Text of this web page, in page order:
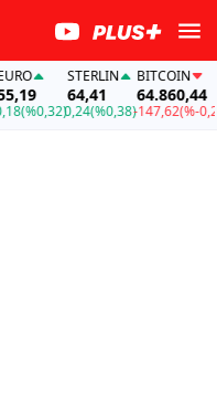
(%0,32)
STERLIN
64,41
0,24(%0,38)
BITCOIN
64.860,44
-147,62(%-0,23)